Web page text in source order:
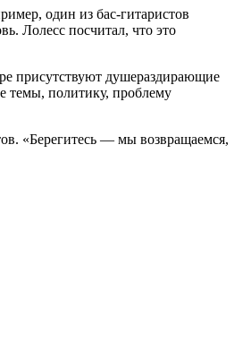
один из бас-гитаристов
Лолесс посчитал, что это
присутствуют душераздирающие
темы, политику, проблему
«Берегитесь — мы возвращаемся,